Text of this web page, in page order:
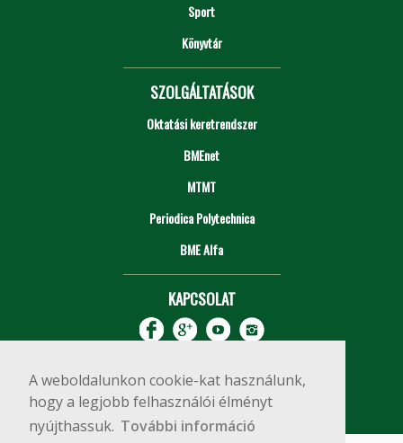
A weboldalunkon cookie-kat használunk,
hogy a legjobb felhasználói élményt
nyújthassuk. További információ
Sport
Könyvtár
SZOLGÁLTATÁSOK
Oktatási keretrendszer
BMEnet
MTMT
Periodica Polytechnica
BME Alfa
KAPCSOLAT